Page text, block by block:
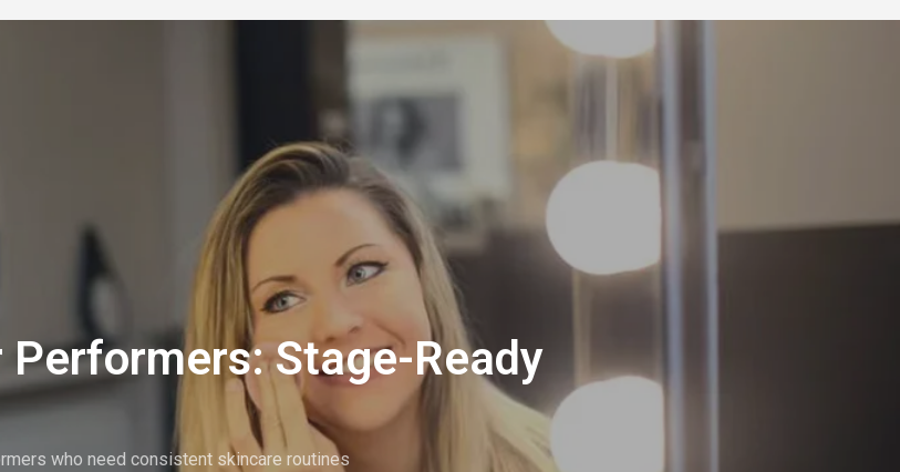
Stage-Ready
who need consistent skincare routines